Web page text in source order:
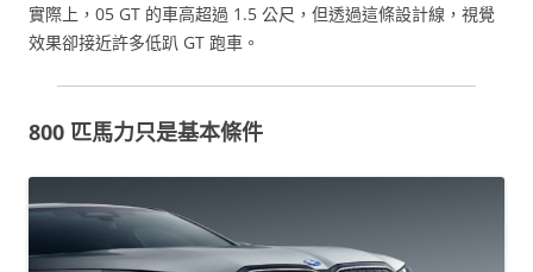
實際上，05 GT 的車高超過 1.5 公尺，但透過這條設計線，視覺
效果卻接近許多低趴 GT 跑車。
800 匹馬力只是基本條件